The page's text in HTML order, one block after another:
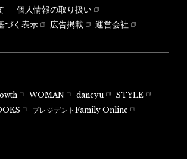
個人情報の取り扱い
づく表示
広告掲載
運営会社
WOMAN dancyu
STYLE
プレジデントFamily Online